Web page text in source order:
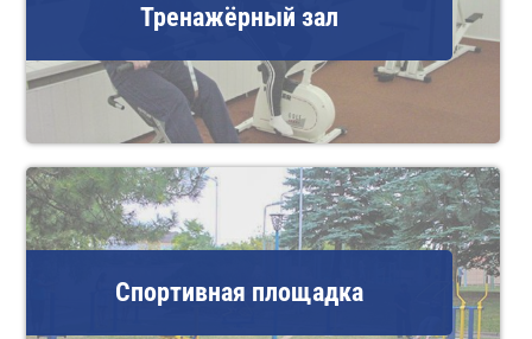
Тренажёрный зал
Спортивная площадка